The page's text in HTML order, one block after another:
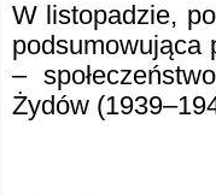
W listopadzie,
podsumowująca
–
Żydów